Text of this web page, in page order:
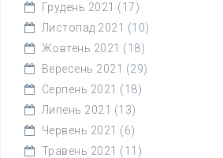
Грудень 2021 (17)
Листопад 2021 (10)
Жовтень 2021 (18)
Вересень 2021 (29)
Серпень 2021 (18)
Липень 2021 (13)
Червень 2021 (6)
Травень 2021 (11)